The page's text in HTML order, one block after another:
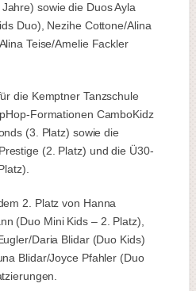
sowie die Duos Ayla
Duo), Nezihe Cottone/Alina
Teise/Amelie Fackler
die Kemptner Tanzschule
Formationen CamboKidz
(3. Platz) sowie die
(2. Platz) und die Ü30-
2. Platz von Hanna
(Duo Mini Kids – 2. Platz),
Daria Blidar (Duo Kids)
Blidar/Joyce Pfahler (Duo